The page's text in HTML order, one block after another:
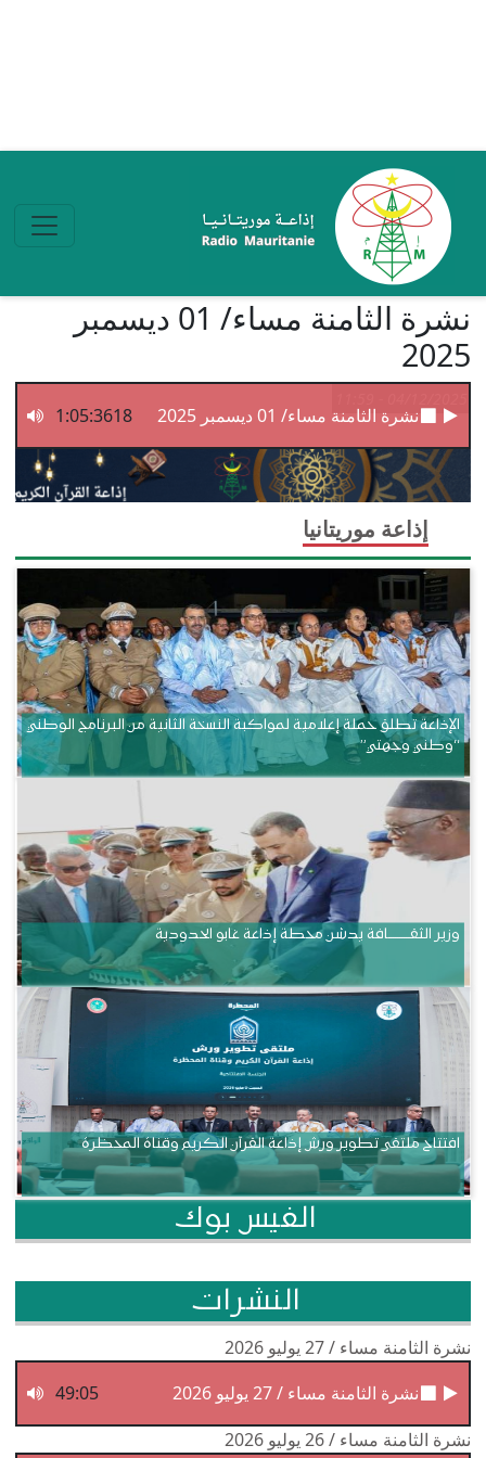
نشرة الثامنة مساء/ 01 ديسمبر
2025
نشرة الثامنة مساء/ 01 ديسمبر 2025 1:05:3618
إذاعة موريتانيا
الإذاعة تطلق حملة إعلامية لمواكبة النسخة الثانية من البرنامج الوطني
“وطني وجهتي”
وزير الثقــــــــــافة يدشن محطة إذاعة غابو الحدودية
افتتاح ملتقى تطوير ورش إذاعة القرآن الكريم وقناة المحظرة
الفيس بوك
النشرات
نشرة الثامنة مساء / 27 يوليو 2026
نشرة الثامنة مساء / 27 يوليو 2026
49:05
نشرة الثامنة مساء / 26 يوليو 2026